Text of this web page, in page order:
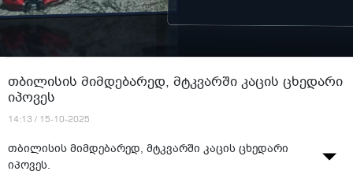
თბილისის მიმდებარედ, მტკვარში კაცის ცხედარი
იპოვეს
14:13 / 15-10-2025
თბილისის მიმდებარედ, მტკვარში კაცის ცხედარი
იპოვეს.